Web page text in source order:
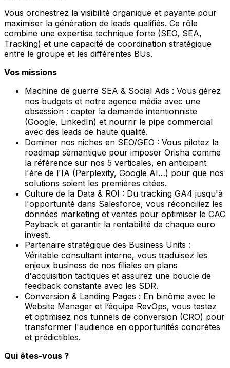
Vous orchestrez la visibilité organique et payante pour
maximiser la génération de leads qualifiés. Ce rôle
combine une expertise technique forte (SEO, SEA,
Tracking) et une capacité de coordination stratégique
entre le groupe et les différentes BUs.
Vos missions
Machine de guerre SEA & Social Ads : Vous gérez
nos budgets et notre agence média avec une
obsession : capter la demande intentionniste
(Google, LinkedIn) et nourrir le pipe commercial
avec des leads de haute qualité.
Dominer nos niches en SEO/GEO : Vous pilotez la
roadmap sémantique pour imposer Orisha comme
la référence sur nos 5 verticales, en anticipant
l'ère de l'IA (Perplexity, Google AI…) pour que nos
solutions soient les premières citées.
Culture de la Data & ROI : Du tracking GA4 jusqu'à
l'opportunité dans Salesforce, vous réconciliez les
données marketing et ventes pour optimiser le CAC
Payback et garantir la rentabilité de chaque euro
investi.
Partenaire stratégique des Business Units :
Véritable consultant interne, vous traduisez les
enjeux business de nos filiales en plans
d'acquisition tactiques et assurez une boucle de
feedback constante avec les SDR.
Conversion & Landing Pages : En binôme avec le
Website Manager et l’équipe RevOps, vous testez
et optimisez nos tunnels de conversion (CRO) pour
transformer l'audience en opportunités concrètes
et prédictibles.
Qui êtes-vous ?